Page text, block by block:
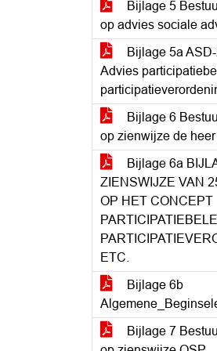
Bijlage 5
op advies sociale
Bijlage 5a
Advies
Bijlage 6
op zienwijze de
Bijlage 6a
ZIENSWIJZE VAN
OP HET CONCEPT
ETC.
Bijlage 6b
Bijlage 7